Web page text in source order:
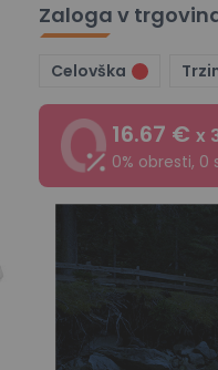
Zaloga v
Celovška
16.67 €x
0% obresti, 0